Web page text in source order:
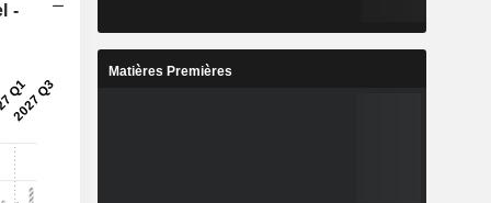
-
Matières Premières